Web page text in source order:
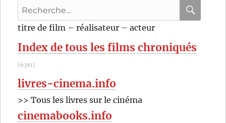
Recherche
pour
:
titre de film – réalisateur – acteur
Index de tous les films chroniqués
(6381)
livres-cinema.info
>> Tous les livres sur le cinéma
cinemabooks.info